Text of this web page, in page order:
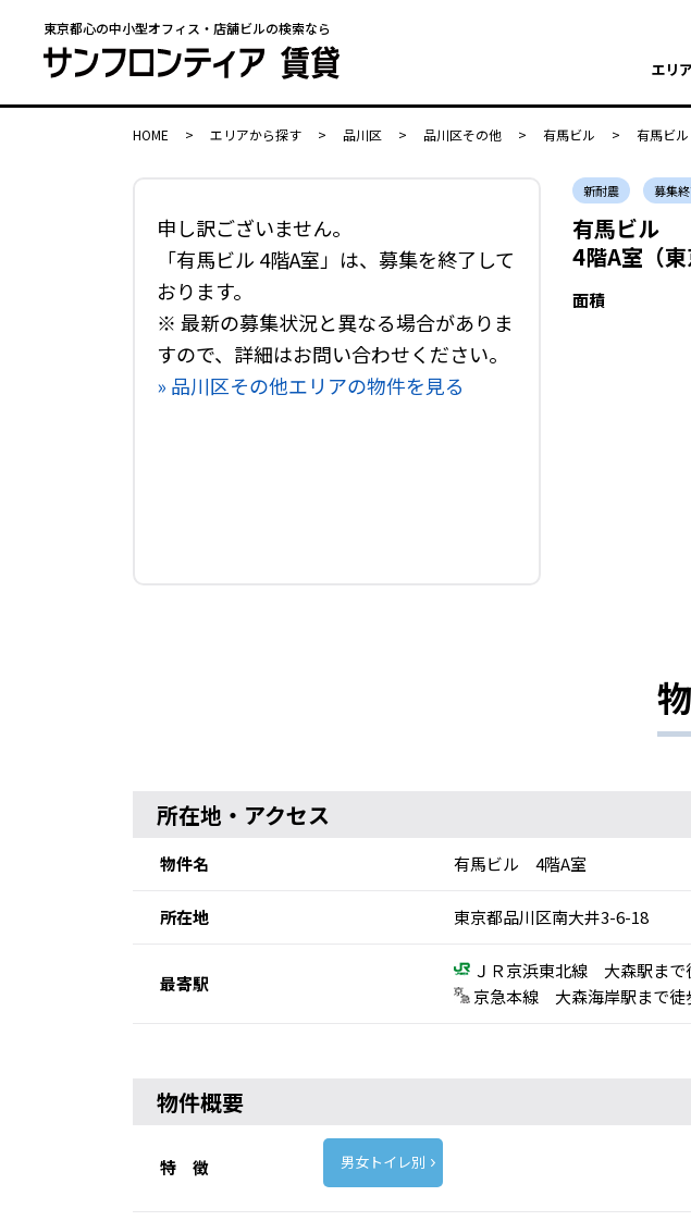
東京都心の中小型オフィス・店舗ビルの検索なら
エリ
HOME > エリアから探す > 品川区 > 品川区その他 > 有馬ビル > 有馬ビ
申し訳ございません。
「有馬ビル 4階A室」は、募集を終了して
おります。
※ 最新の募集状況と異なる場合がありま
すので、詳細はお問い合わせください。
» 品川区その他エリアの物件を見る
新耐震 募集
有馬ビル
4階A室（東
面積
所在地・アクセス
物件名 有馬ビル 4階A室
所在地 東京都品川区南大井3-6-18
最寄駅
ＪＲ京浜東北線 大森駅まで
京急本線 大森海岸駅まで徒
物件概要
特 徴 男女トイレ別